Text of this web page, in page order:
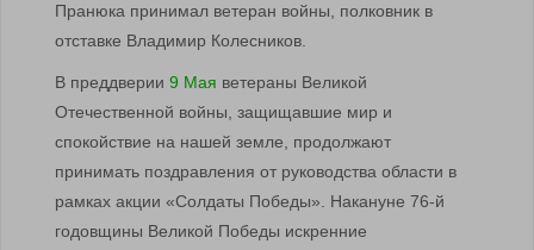
Пранюка принимал ветеран войны, полковник в
отставке Владимир Колесников.
В преддверии 9 Мая ветераны Великой
Отечественной войны, защищавшие мир и
спокойствие на нашей земле, продолжают
принимать поздравления от руководства области в
рамках акции «Солдаты Победы». Накануне 76-й
годовщины Великой Победы искренние